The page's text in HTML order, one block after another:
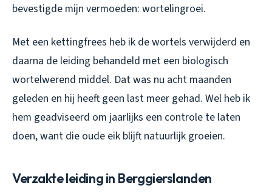
bevestigde mijn vermoeden: wortelingroei.
Met een kettingfrees heb ik de wortels verwijderd en
daarna de leiding behandeld met een biologisch
wortelwerend middel. Dat was nu acht maanden
geleden en hij heeft geen last meer gehad. Wel heb ik
hem geadviseerd om jaarlijks een controle te laten
doen, want die oude eik blijft natuurlijk groeien.
Verzakte leiding in Berggierslanden